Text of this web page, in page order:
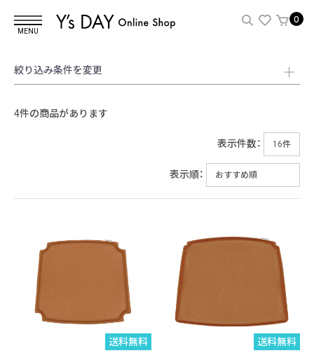
MENU
0
絞り込み条件を変更
4件の商品があります
表示件数：
表示順：
送料無料 送料無料